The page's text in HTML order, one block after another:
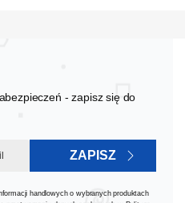
- zapisz się do
ZAPISZ
handlowych o wybranych produktach